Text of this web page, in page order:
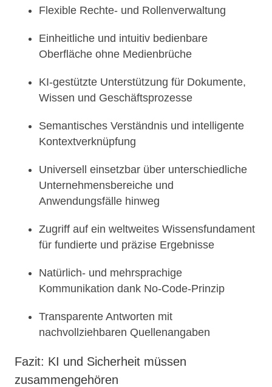
Flexible Rechte- und Rollenverwaltung
Einheitliche und intuitiv bedienbare
Oberfläche ohne Medienbrüche
KI-gestützte Unterstützung für Dokumente,
Wissen und Geschäftsprozesse
Semantisches Verständnis und intelligente
Kontextverknüpfung
Universell einsetzbar über unterschiedliche
Unternehmensbereiche und
Anwendungsfälle hinweg
Zugriff auf ein weltweites Wissensfundament
für fundierte und präzise Ergebnisse
Natürlich- und mehrsprachige
Kommunikation dank No-Code-Prinzip
Transparente Antworten mit
nachvollziehbaren Quellenangaben
Fazit: KI und Sicherheit müssen
zusammengehören